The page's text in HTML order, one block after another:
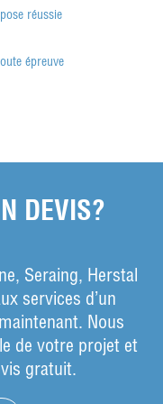
réussie
épreuve
DEVIS?
Seraing, Herstal
services d’un
Nous
de votre projet et
gratuit.